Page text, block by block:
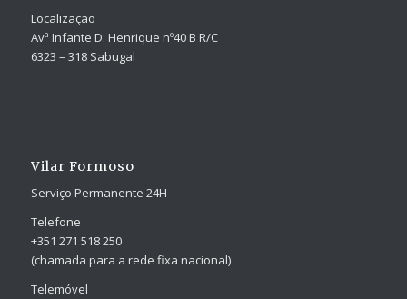
Localização
Avª Infante D. Henrique nº40 B R/C
6323 – 318 Sabugal
Vilar Formoso
Serviço Permanente 24H
Telefone
+351 271 518 250
(chamada para a rede fixa nacional)
Telemóvel